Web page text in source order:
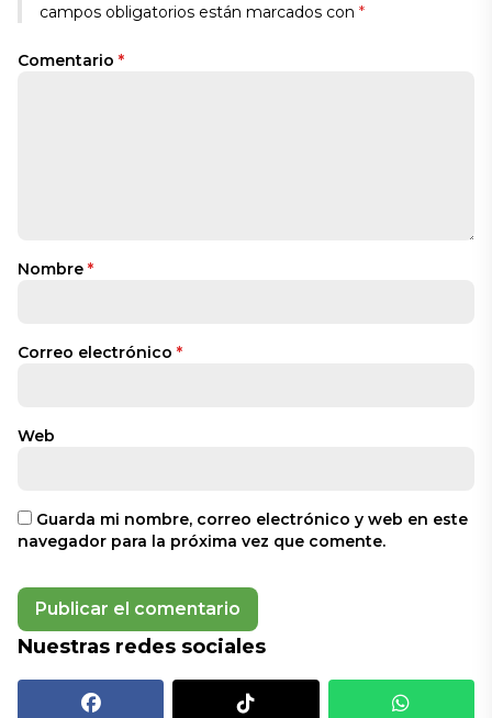
campos obligatorios están marcados con *
Comentario *
Nombre *
Correo electrónico *
Web
Guarda mi nombre, correo electrónico y web en este
navegador para la próxima vez que comente.
Nuestras redes sociales